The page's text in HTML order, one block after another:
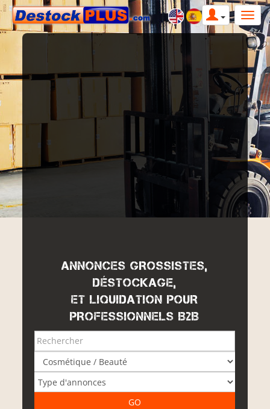
ANNONCES GROSSISTES,
DÉSTOCKAGE,
ET LIQUIDATION POUR
PROFESSIONNELS B2B